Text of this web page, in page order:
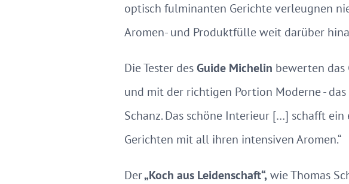
optisch fulminanten Gerichte verleugnen
Aromen- und Produktfülle weit darüber
Die Tester desGuide Michelin bewerten
und mit der richtigen Portion Moderne -
Schanz. Das schöne Interieur […] schafft
Gerichten mit all ihren intensiven Aromen.“
Der„Koch aus Leidenschaft“,wie Thomas